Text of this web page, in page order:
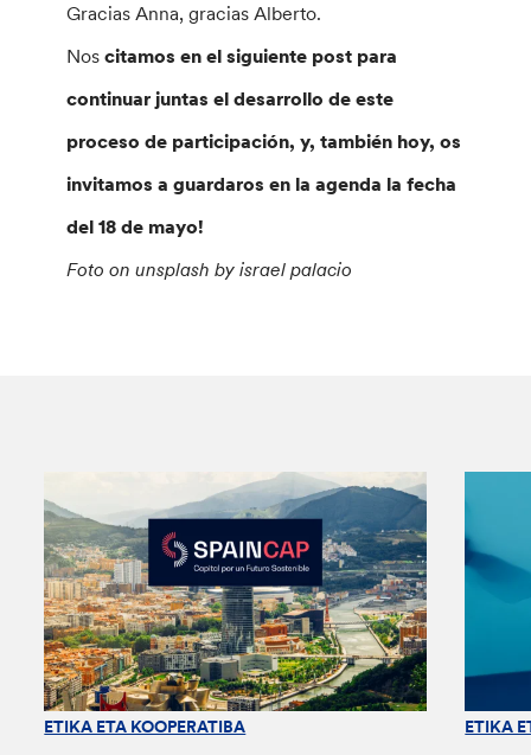
Gracias Anna, gracias Alberto.
Noscitamos en el siguiente post para
continuar juntas el desarrollo de este
proceso de participación, y, también hoy, os
invitamos a guardaros en la agenda la fecha
del 18 de mayo!
Foto on unsplash byisrael palacio
ETIKA ETA KOOPERATIBA ETIKA